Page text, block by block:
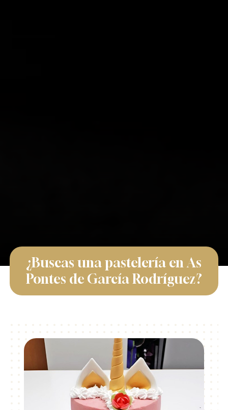
¿Buscas una pastelería en As
Pontes de García Rodríguez?